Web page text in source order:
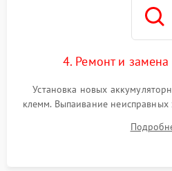
4. Ремонт и
Установка новых
клемм. Выпаивание
цепи зарядки и монтаж
Восстановление